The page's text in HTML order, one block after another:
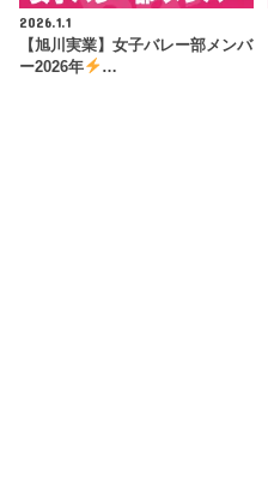
2026.1.1
【旭川実業】女子バレー部メンバ
ー2026年
…